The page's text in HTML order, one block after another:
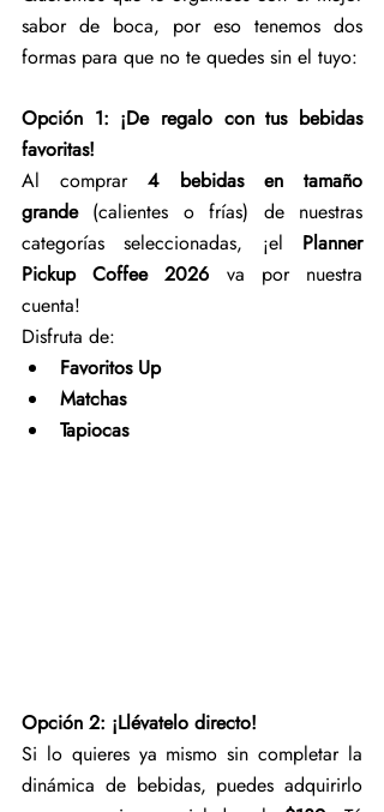
sabor de boca, por eso tenemos dos
formas para que no te quedes sin el tuyo:
Opción 1: ¡De regalo con tus bebidas
favoritas!
Al comprar 4 bebidas en tamaño
grande (calientes o frías) de nuestras
categorías seleccionadas, ¡el Planner
Pickup Coffee 2026 va por nuestra
cuenta!
Disfruta de:
Favoritos Up
Matchas
Tapiocas
Opción 2: ¡Llévatelo directo!
Si lo quieres ya mismo sin completar la
dinámica de bebidas, puedes adquirirlo